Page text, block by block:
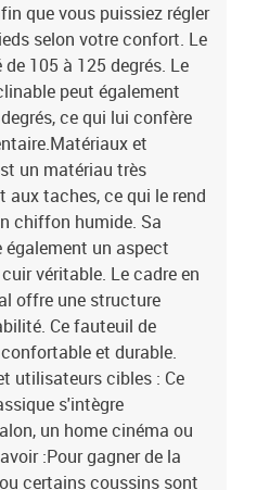
que vous puissiez régler
selon votre confort. Le
105 à 125 degrés. Le
peut également
ce qui lui confère
et
un matériau très
taches, ce qui le rend
chiffon humide. Sa
un aspect
véritable. Le cadre en
offre une structure
Ce fauteuil de
et durable.
utilisateurs cibles : Ce
s'intègre
un home cinéma ou
:Pour gagner de la
certains coussins sont